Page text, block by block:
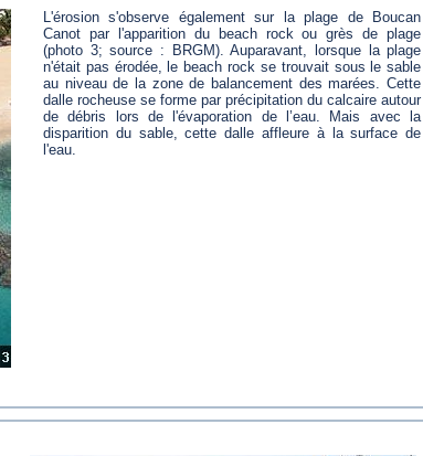
L'érosion s'observe également sur la plage de Boucan
Canot par l'apparition du beach rock ou grès de plage
(photo 3; source : BRGM). Auparavant, lorsque la plage
n'était pas érodée, le beach rock se trouvait sous le sable
au niveau de la zone de balancement des marées. Cette
dalle rocheuse se forme par précipitation du calcaire autour
de débris lors de l'évaporation de l’eau. Mais avec la
disparition du sable, cette dalle affleure à la surface de
l'eau.